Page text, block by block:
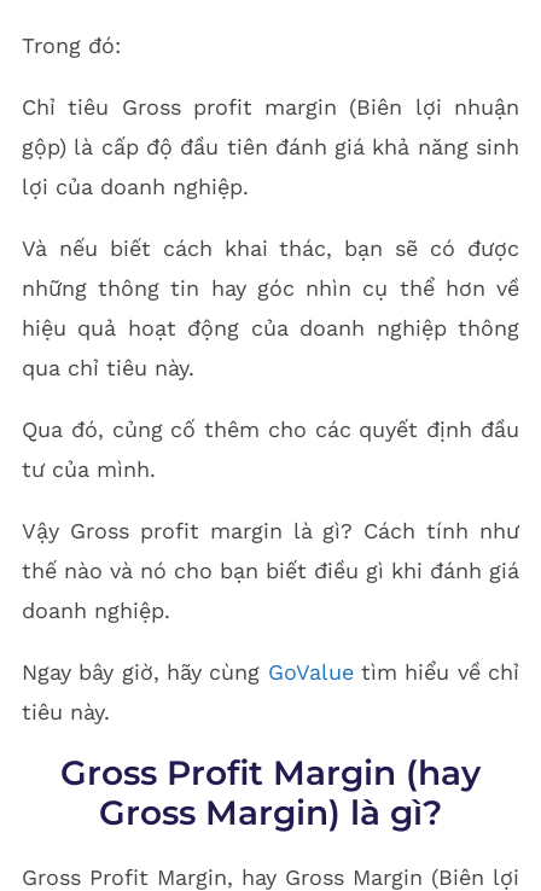
Trong đó:
Chỉ tiêu Gross profit margin (Biên lợi nhuận
gộp) là cấp độ đầu tiên đánh giá khả năng sinh
lợi của doanh nghiệp.
Và nếu biết cách khai thác, bạn sẽ có được
những thông tin hay góc nhìn cụ thể hơn về
hiệu quả hoạt động của doanh nghiệp thông
qua chỉ tiêu này.
Qua đó, củng cố thêm cho các quyết định đầu
tư của mình.
Vậy Gross profit margin là gì? Cách tính như
thế nào và nó cho bạn biết điều gì khi đánh giá
doanh nghiệp.
Ngay bây giờ, hãy cùng GoValuetìm hiểu về chỉ
tiêu này.
Gross Profit Margin (hay
Gross Margin) là gì?
Gross Profit Margin, hay Gross Margin (Biên lợi